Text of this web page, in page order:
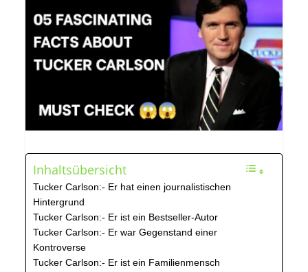
Inhaltsübersicht
Tucker Carlson:- Er hat einen journalistischen
Hintergrund
Tucker Carlson:- Er ist ein Bestseller-Autor
Tucker Carlson:- Er war Gegenstand einer
Kontroverse
Tucker Carlson:- Er ist ein Familienmensch